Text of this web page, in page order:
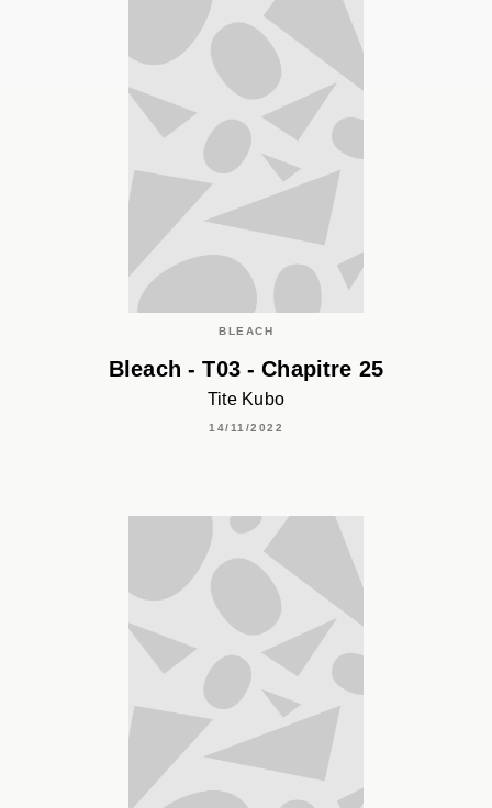
BLEACH
Bleach - T03 - Chapitre 25
Tite Kubo
14/11/2022